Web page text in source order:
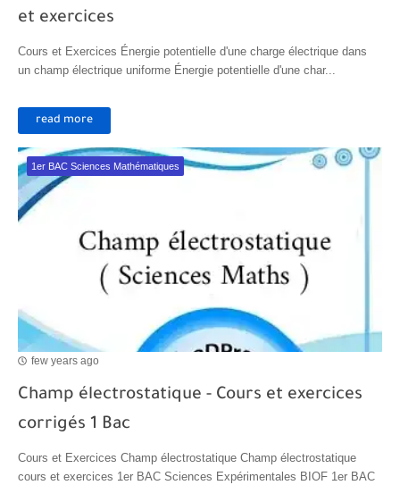
et exercices
Cours et Exercices Énergie potentielle d'une charge électrique dans
un champ électrique uniforme Énergie potentielle d'une char...
read more
1er BAC Sciences Mathématiques
few years ago
Champ électrostatique - Cours et exercices
corrigés 1 Bac
Cours et Exercices Champ électrostatique Champ électrostatique
cours et exercices 1er BAC Sciences Expérimentales BIOF 1er BAC